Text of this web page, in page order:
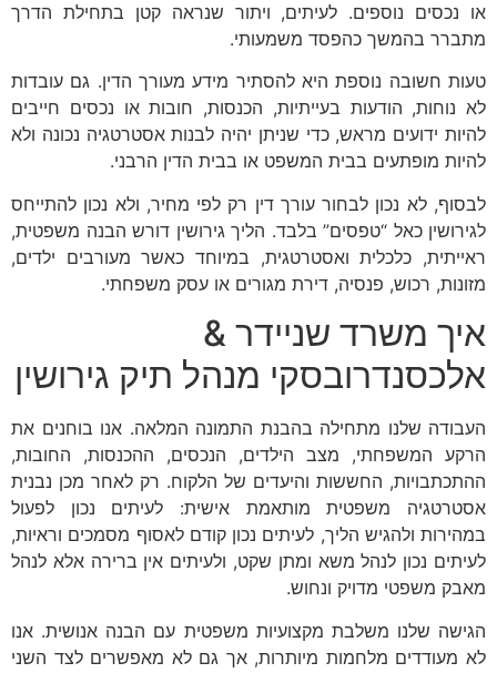
או נכסים נוספים. לעיתים, ויתור שנראה קטן בתחילת הדרך
מתברר בהמשך כהפסד משמעותי.
טעות חשובה נוספת היא להסתיר מידע מעורך הדין. גם עובדות
לא נוחות, הודעות בעייתיות, הכנסות, חובות או נכסים חייבים
להיות ידועים מראש, כדי שניתן יהיה לבנות אסטרטגיה נכונה ולא
להיות מופתעים בבית המשפט או בבית הדין הרבני.
לבסוף, לא נכון לבחור עורך דין רק לפי מחיר, ולא נכון להתייחס
לגירושין כאל “טפסים” בלבד. הליך גירושין דורש הבנה משפטית,
ראייתית, כלכלית ואסטרטגית, במיוחד כאשר מעורבים ילדים,
מזונות, רכוש, פנסיה, דירת מגורים או עסק משפחתי.
איך משרד שניידר &
אלכסנדרובסקי מנהל תיק גירושין
העבודה שלנו מתחילה בהבנת התמונה המלאה. אנו בוחנים את
הרקע המשפחתי, מצב הילדים, הנכסים, ההכנסות, החובות,
ההתכתבויות, החששות והיעדים של הלקוח. רק לאחר מכן נבנית
אסטרטגיה משפטית מותאמת אישית: לעיתים נכון לפעול
במהירות ולהגיש הליך, לעיתים נכון קודם לאסוף מסמכים וראיות,
לעיתים נכון לנהל משא ומתן שקט, ולעיתים אין ברירה אלא לנהל
מאבק משפטי מדויק ונחוש.
הגישה שלנו משלבת מקצועיות משפטית עם הבנה אנושית. אנו
לא מעודדים מלחמות מיותרות, אך גם לא מאפשרים לצד השני